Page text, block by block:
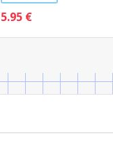
5.95 €